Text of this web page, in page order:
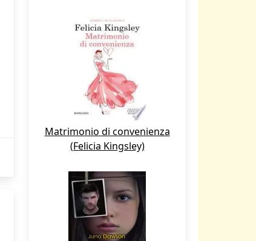
Matrimonio di convenienza
(Felicia Kingsley)